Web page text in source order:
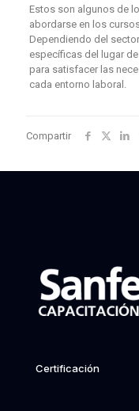
Estos son algunos de
abordarse en los
Dependiendo del
específicas del lugar
para satisfacer las
cada entorno laboral.
Compartir
Certificación